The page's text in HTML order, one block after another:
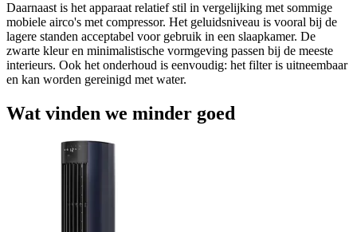
Daarnaast is het apparaat relatief stil in vergelijking met sommige
mobiele airco's met compressor. Het geluidsniveau is vooral bij de
lagere standen acceptabel voor gebruik in een slaapkamer. De
zwarte kleur en minimalistische vormgeving passen bij de meeste
interieurs. Ook het onderhoud is eenvoudig: het filter is uitneembaar
en kan worden gereinigd met water.
Wat vinden we minder goed